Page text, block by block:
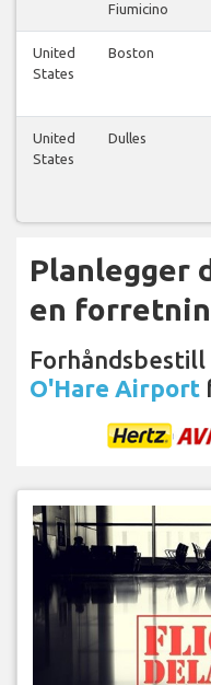
Fiumicino
United
States
Boston
United
States
Dulles
Planlegger
en
Forhåndsbestill
O'Hare Airport